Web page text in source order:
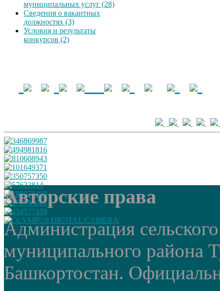
муниципальных услуг (28)
Сведения о вакантных
должностях (3)
Условия и результаты
конкурсов (2)
Авторские права
Администрация
муниципального района
Башкортостан.